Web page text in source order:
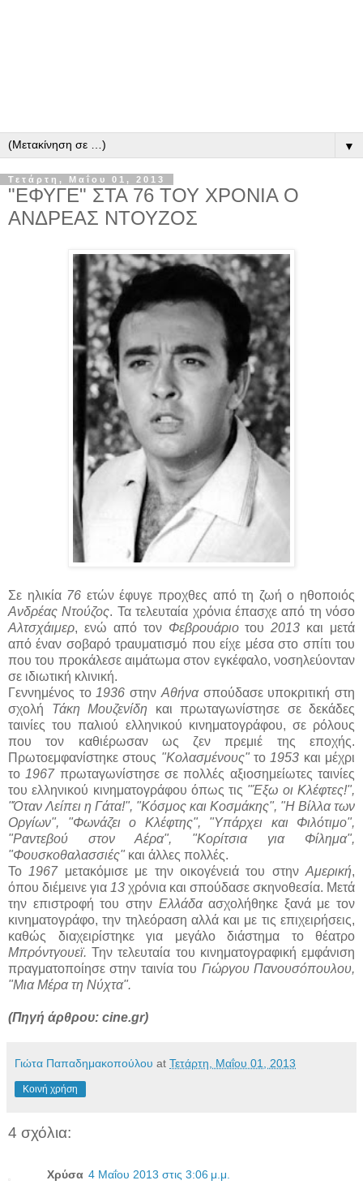
▼
Τετάρτη, Μαΐου 01, 2013
"ΕΦΥΓΕ" ΣΤΑ 76 ΤΟΥ ΧΡΟΝΙΑ Ο
ΑΝΔΡΕΑΣ ΝΤΟΥΖΟΣ
Σε ηλικία 76 ετών έφυγε προχθες από τη ζωή ο ηθοποιός
Ανδρέας Ντούζος. Τα τελευταία χρόνια έπασχε από τη νόσο
Αλτσχάιμερ, ενώ από τον Φεβρουάριοτου2013 και μετά
από έναν σοβαρό τραυματισμό που είχε μέσα στο σπίτι του
που του προκάλεσε αιμάτωμα στον εγκέφαλο, νοσηλεύονταν
σε ιδιωτική κλινική.
Γεννημένος το 1936στην Αθήνα σπούδασε υποκριτική στη
σχολή Τάκη Μουζενίδη και πρωταγωνίστησε σε δεκάδες
ταινίες του παλιού ελληνικού κινηματογράφου, σε ρόλους
που τον καθιέρωσαν ως ζεν πρεμιέ της εποχής.
Πρωτοεμφανίστηκε στους "Κολασμένους"το 1953 και μέχρι
το 1967πρωταγωνίστησε σε πολλές αξιοσημείωτες ταινίες
του ελληνικού κινηματογράφου όπως τις "Έξω οι Κλέφτες!",
"Όταν Λείπει η Γάτα!", "Κόσμος και Κοσμάκης", "Η Βίλλα των
Οργίων", "Φωνάζει ο Κλέφτης", "Υπάρχει και Φιλότιμο",
"Ραντεβού στον Αέρα", "Κορίτσια για Φίλημα",
"Φουσκοθαλασσιές" και άλλες πολλές.
Το 1967μετακόμισε με την οικογένειά του στην Αμερική,
όπου διέμεινε για 13 χρόνια και σπούδασε σκηνοθεσία. Μετά
την επιστροφή του στην Ελλάδαασχολήθηκε ξανά με τον
κινηματογράφο, την τηλεόραση αλλά και με τις επιχειρήσεις,
καθώς διαχειρίστηκε για μεγάλο διάστημα το θέατρο
Μπρόντγουεϊ. Την τελευταία του κινηματογραφική εμφάνιση
πραγματοποίησε στην ταινία του Γιώργου Πανουσόπουλου,
"Μια Μέρα τη Νύχτα".
(Πηγή άρθρου: cine.gr)
Γιώτα Παπαδημακοπούλου at Τετάρτη, Μαΐου 01, 2013
Κοινή χρήση
4 σχόλια:
Χρύσα 4 Μαΐου 2013 στις 3:06 μ.μ.